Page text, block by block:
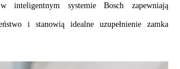
w inteligentnym systemie Bosch zapewniają
i stanowią idealne uzupełnienie zamka